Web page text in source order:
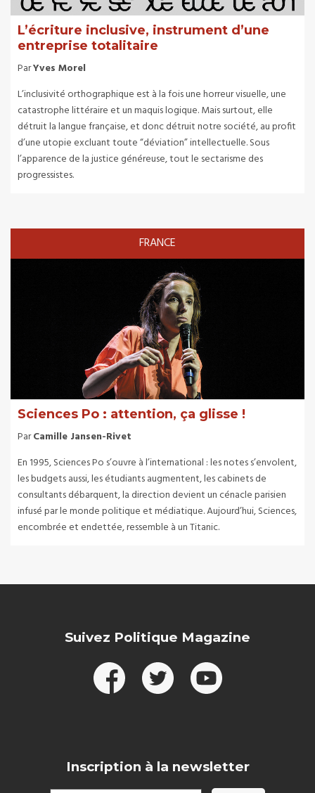
L’écriture inclusive, instrument d’une
entreprise totalitaire
ParYves Morel
L’inclusivité orthographique est à la fois une horreur visuelle, une
catastrophe littéraire et un maquis logique. Mais surtout, elle
détruit la langue française, et donc détruit notre société, au profit
d’une utopie excluant toute “déviation” intellectuelle. Sous
l’apparence de la justice généreuse, tout le sectarisme des
progressistes.
FRANCE
Sciences Po : attention, ça glisse !
ParCamille Jansen-Rivet
En 1995, Sciences Po s’ouvre à l’international : les notes s’envolent,
les budgets aussi, les étudiants augmentent, les cabinets de
consultants débarquent, la direction devient un cénacle parisien
infusé par le monde politique et médiatique. Aujourd’hui, Sciences,
encombrée et endettée, ressemble à un Titanic.
Suivez Politique Magazine
Inscription à la newsletter